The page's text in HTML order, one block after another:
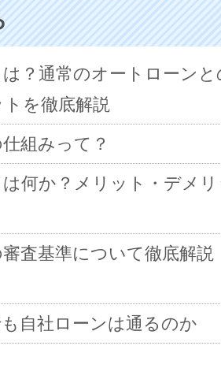
？通常のオートローン
トを徹底解説
組みって？
何か？メリット・デメ
査基準について徹底解
自社ローンは通るのか